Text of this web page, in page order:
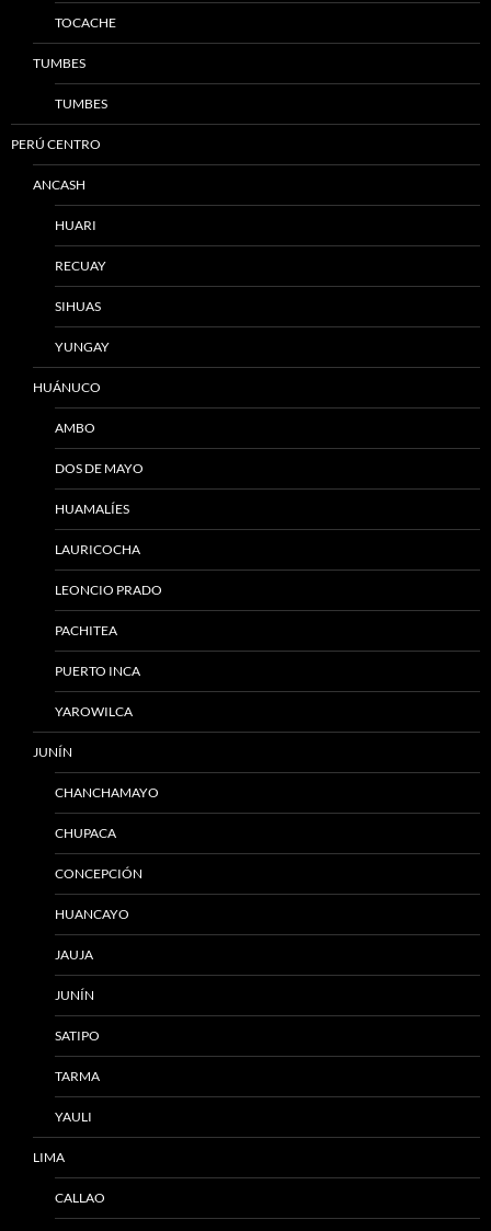
TOCACHE
TUMBES
TUMBES
PERÚ CENTRO
ANCASH
HUARI
RECUAY
SIHUAS
YUNGAY
HUÁNUCO
AMBO
DOS DE MAYO
HUAMALÍES
LAURICOCHA
LEONCIO PRADO
PACHITEA
PUERTO INCA
YAROWILCA
JUNÍN
CHANCHAMAYO
CHUPACA
CONCEPCIÓN
HUANCAYO
JAUJA
JUNÍN
SATIPO
TARMA
YAULI
LIMA
CALLAO